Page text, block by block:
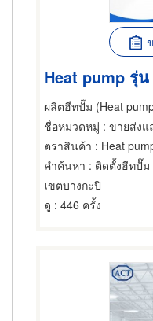
Heat pump รุ่
ผลิตฮีทปั๊ม (Heat
ชื่อหมวดหมู่ : ขายส่งและผู้ผลิต
ตราสินค้า : Heat pump รุ่
คำค้นหา : ติดตั้งฮีทปั๊ม
เขตบางกะปิ
ดู : 446 ครั้ง